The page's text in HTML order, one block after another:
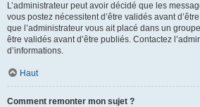
L’administrateur peut avoir décidé que les
vous postez nécessitent d’être validés avant
que l’administrateur vous ait placé dans un
être validés avant d’être publiés. Contactez
d’informations.
Haut
Comment remonter mon sujet ?